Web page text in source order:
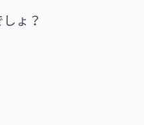
ょ？